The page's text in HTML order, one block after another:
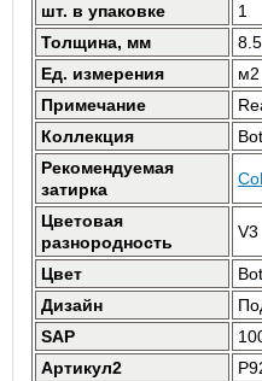
шт. в упаковке
1
Толщина, мм
8.5
Ед. измерения
м2
Примечание
Коллекция
Рекомендуемая
затирка
Цветовая
разнородность
V3
Цвет
Дизайн
SAP
Артикул2